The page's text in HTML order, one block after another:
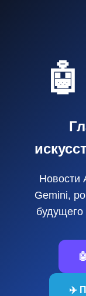
Новости
Gemini,
будущего
✈️